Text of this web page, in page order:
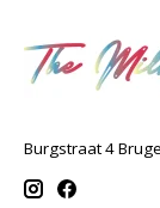
Burgstraat 4